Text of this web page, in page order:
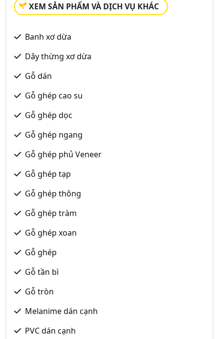
XEM SẢN PHẨM VÀ DỊCH VỤ KHÁC
Banh xơ dừa
Dây thừng xơ dừa
Gỗ dán
Gỗ ghép cao su
Gỗ ghép dọc
Gỗ ghép ngang
Gỗ ghép phủ Veneer
Gỗ ghép tạp
Gỗ ghép thông
Gỗ ghép tràm
Gỗ ghép xoan
Gỗ ghép
Gỗ tần bì
Gỗ tròn
Melanime dán cạnh
PVC dán cạnh